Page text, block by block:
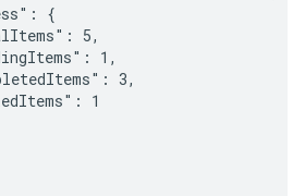
{
5,
1,
3,
1